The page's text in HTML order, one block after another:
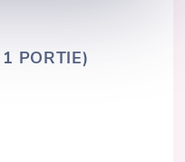
PORTIE)